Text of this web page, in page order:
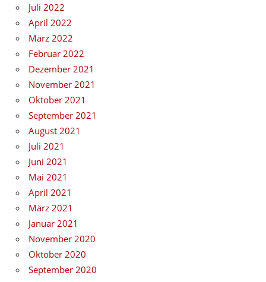
Juli 2022
April 2022
März 2022
Februar 2022
Dezember 2021
November 2021
Oktober 2021
September 2021
August 2021
Juli 2021
Juni 2021
Mai 2021
April 2021
März 2021
Januar 2021
November 2020
Oktober 2020
September 2020